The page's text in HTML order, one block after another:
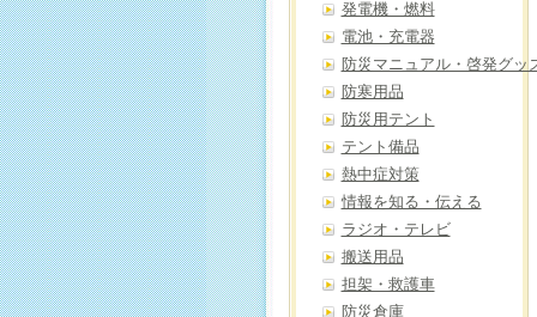
発電機・燃料
電池・充電器
防災マニュアル・啓発グッ
防寒用品
防災用テント
テント備品
熱中症対策
情報を知る・伝える
ラジオ・テレビ
搬送用品
担架・救護車
防災倉庫